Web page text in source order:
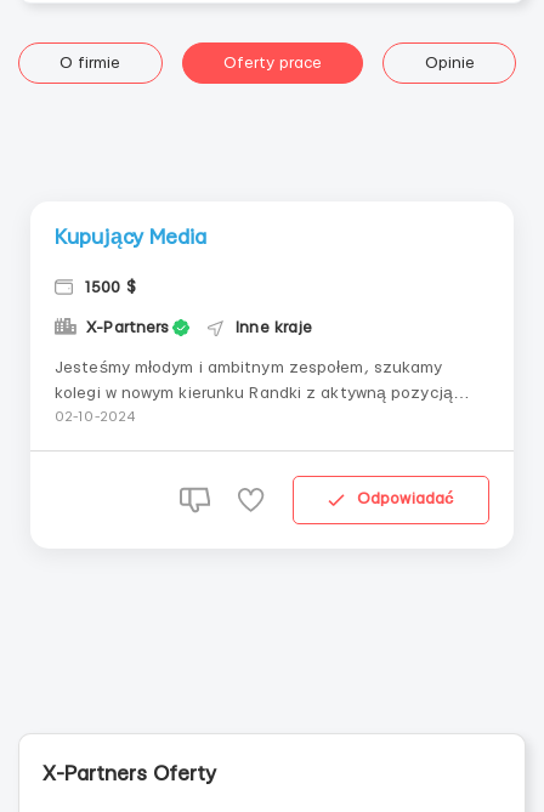
O firmie Oferty prace Opinie
Kupujący Media
1500 $
X-Partners Inne kraje
Jesteśmy młodym i ambitnym zespołem, szukamy
kolegi w nowym kierunku Randki z aktywną pozycją
życiową i chęcią zarabiania i rozwijania się w cyfrowym
umową); Generowanie, testowanie i skalowanie
02-10-2024
Odpowiadać
X-Partners Oferty